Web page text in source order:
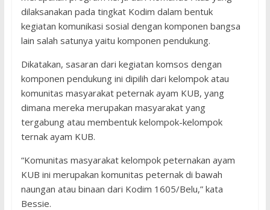
dilaksanakan pada tingkat Kodim dalam bentuk
kegiatan komunikasi sosial dengan komponen bangsa
lain salah satunya yaitu komponen pendukung.
Dikatakan, sasaran dari kegiatan komsos dengan
komponen pendukung ini dipilih dari kelompok atau
komunitas masyarakat peternak ayam KUB, yang
dimana mereka merupakan masyarakat yang
tergabung atau membentuk kelompok-kelompok
ternak ayam KUB.
“Komunitas masyarakat kelompok peternakan ayam
KUB ini merupakan komunitas peternak di bawah
naungan atau binaan dari Kodim 1605/Belu,” kata
Bessie.